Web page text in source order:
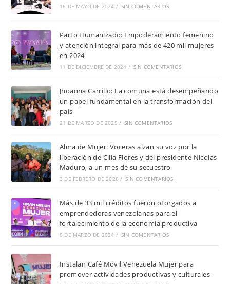
16 DE MAYO DE 2024 / SIN COMENTARIOS
Parto Humanizado: Empoderamiento femenino
y atención integral para más de 420 mil mujeres
en 2024
11 DE DICIEMBRE DE 2024 / SIN COMENTARIOS
Jhoanna Carrillo: La comuna está desempeñando
un papel fundamental en la transformación del
país
21 DE MARZO DE 2025 / SIN COMENTARIOS
Alma de Mujer: Voceras alzan su voz por la
liberación de Cilia Flores y del presidente Nicolás
Maduro, a un mes de su secuestro
3 DE FEBRERO DE 2026 / SIN COMENTARIOS
Más de 33 mil créditos fueron otorgados a
emprendedoras venezolanas para el
fortalecimiento de la economía productiva
8 DE MARZO DE 2024 / SIN COMENTARIOS
Instalan Café Móvil Venezuela Mujer para
promover actividades productivas y culturales